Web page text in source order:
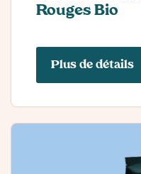
Rouges Bio
Plus de détails